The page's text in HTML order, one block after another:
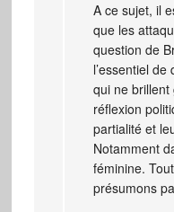
A ce sujet, il
que les
question de
l’essentiel
qui ne
réflexion
partialité et
Notamment
féminine.
présumons